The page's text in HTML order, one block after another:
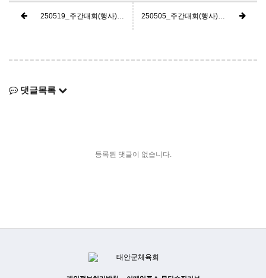
250519_주간대회(행사) 추진일정 250505_주간대회(행사) 추진일정
댓글목록
등록된 댓글이 없습니다.